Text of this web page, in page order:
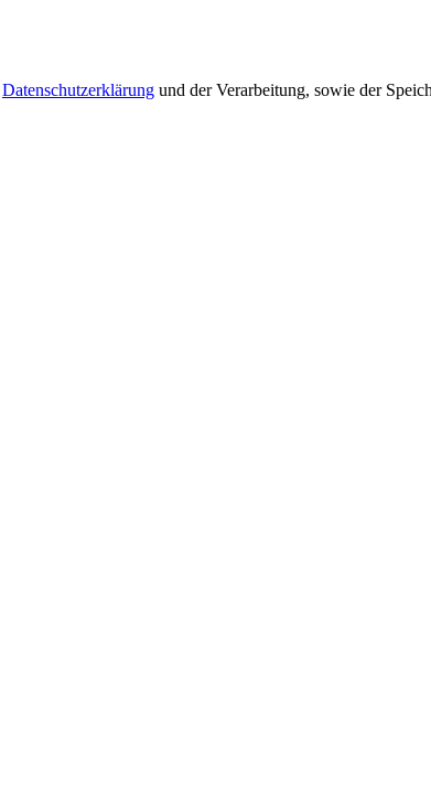
Datenschutzerklärung und der Verarbeitung, sowie der